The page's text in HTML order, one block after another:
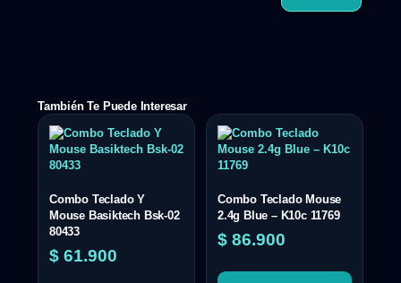
También Te Puede Interesar
Combo Teclado Y
Mouse Basiktech Bsk-02
80433
$ 61.900
Combo Teclado Mouse
2.4g Blue – K10c 11769
$ 86.900